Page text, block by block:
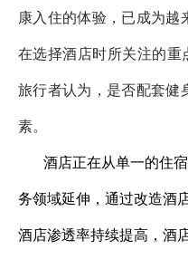
康入住的体验，已成为越
在选择酒店时所关注的重
旅行者认为，是否配套健
素。
酒店正在从单一的住
务领域延伸，通过改造酒
酒店渗透率持续提高，酒